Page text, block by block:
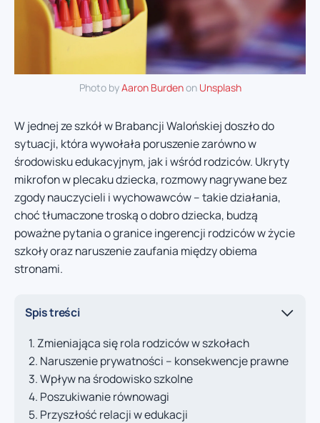
Photo byAaron Burdenon Unsplash
W jednej ze szkół w Brabancji Walońskiej doszło do
sytuacji, która wywołała poruszenie zarówno w
środowisku edukacyjnym, jak i wśród rodziców. Ukryty
mikrofon w plecaku dziecka, rozmowy nagrywane bez
zgody nauczycieli i wychowawców – takie działania,
choć tłumaczone troską o dobro dziecka, budzą
poważne pytania o granice ingerencji rodziców w życie
szkoły oraz naruszenie zaufania między obiema
stronami.
Spis treści
Zmieniająca się rola rodziców w szkołach
Naruszenie prywatności – konsekwencje prawne
Wpływ na środowisko szkolne
Poszukiwanie równowagi
Przyszłość relacji w edukacji